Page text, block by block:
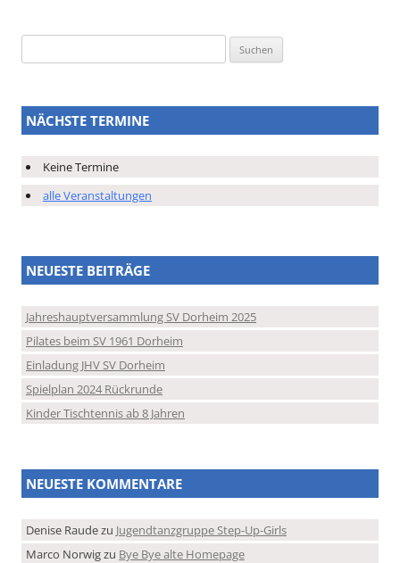
nach:
NÄCHSTE TERMINE
Keine Termine
alle Veranstaltungen
NEUESTE BEITRÄGE
Jahreshauptversammlung SV Dorheim 2025
Pilates beim SV 1961 Dorheim
Einladung JHV SV Dorheim
Spielplan 2024 Rückrunde
Kinder Tischtennis ab 8 Jahren
NEUESTE KOMMENTARE
Denise Raudezu Jugendtanzgruppe Step-Up-Girls
Marco Norwigzu Bye Bye alte Homepage